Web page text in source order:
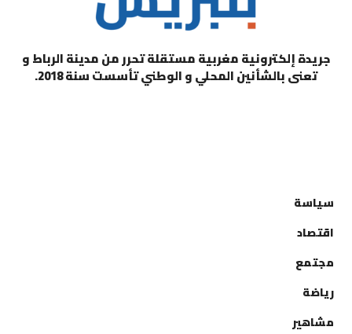
جريدة إلكترونية مغربية مستقلة تحرر من مدينة الرباط و
تعنى بالشأنين المحلي و الوطني تأسست سنة 2018.
سياسة
اقتصاد
مجتمع
رياضة
مشاهير